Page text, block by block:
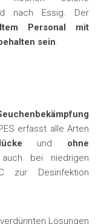
nach Essig. Der
Personal mit
sein.
erfasst alle Arten
und ohne
bei niedrigen
zur Desinfektion
Lösungen